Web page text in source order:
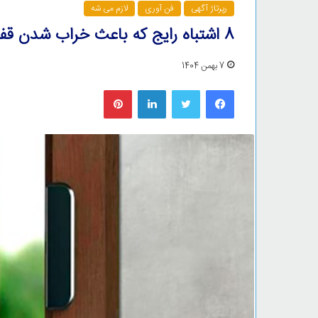
رپرتاژ آگهی فن آوری لازم می شه
8 اشتباه رایج که باعث خراب شدن قفل درب‌ های ضدسرقت می‌شود!
7 بهمن 1404
فیس بوک لینکدین